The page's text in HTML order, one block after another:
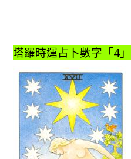
塔羅時運占卜數字「4」